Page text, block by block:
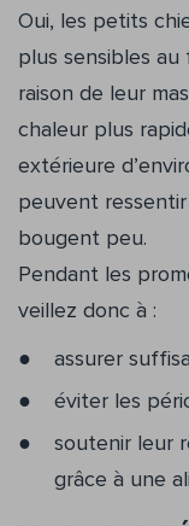
Oui, les petits
plus sensibles au
raison de leur
chaleur plus
extérieure
peuvent
bougent peu.
Pendant les
veillez donc à :
assurer
éviter les
soutenir leur
grâce à une